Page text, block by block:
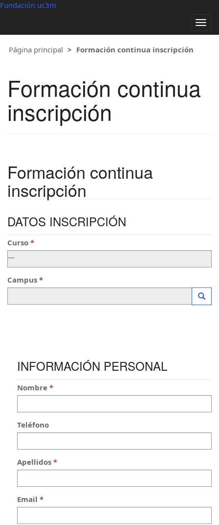
Fundación uc3m
Página principal
Formación continua inscripción
Formación continua
inscripción
Formación continua
inscripción
DATOS INSCRIPCIÓN
Curso
—
Campus
INFORMACIÓN PERSONAL
Nombre
Teléfono
Apellidos
Email